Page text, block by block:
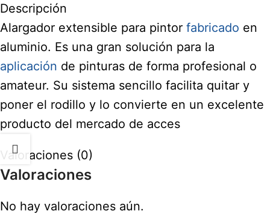
Descripción
Alargador extensible para pintor fabricado en
aluminio. Es una gran solución para la
aplicación de pinturas de forma profesional o
amateur. Su sistema sencillo facilita quitar y
poner el rodillo y lo convierte en un excelente
producto del mercado de acces
Valoraciones (0)
Valoraciones
No hay valoraciones aún.